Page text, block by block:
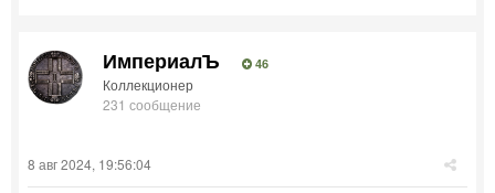
ИмпериалЪ 46
Коллекционер
231 сообщение
8 авг 2024, 19:56:04